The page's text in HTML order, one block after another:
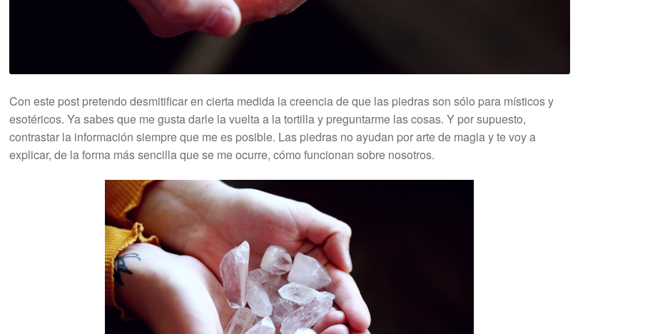
Con este post pretendo desmitificar en cierta medida la creencia de que las piedras son sólo para místicos y
esotéricos. Ya sabes que me gusta darle la vuelta a la tortilla y preguntarme las cosas. Y por supuesto,
contrastar la información siempre que me es posible. Las piedras no ayudan por arte de magia y te voy a
explicar, de la forma más sencilla que se me ocurre, cómo funcionan sobre nosotros.